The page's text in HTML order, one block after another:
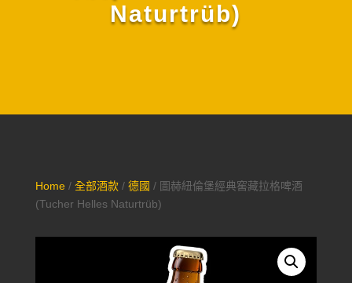
Naturtrüb)
Home/ 全部酒款/ 德國 / 圖赫紐倫堡經典窖藏拉格啤酒
(Tucher Helles Naturtrüb)